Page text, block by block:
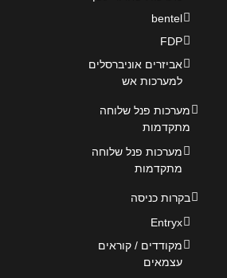
bentel
FDP
אביזרים אוניברסלים
למערכות אש
מערכות פנל שלוחה
מתקדמות
מערכות פנל שלוחה
מתקדמות
בקרות כניסה
Entryx
מקודדים / קוראים
עצמאים